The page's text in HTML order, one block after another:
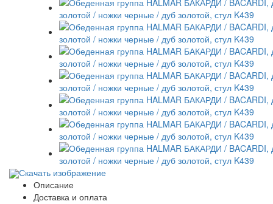
Скачать изображение
Описание
Доставка и оплата